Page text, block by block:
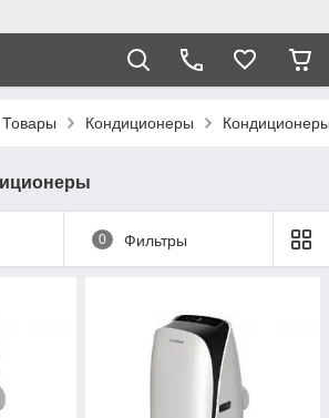
Товары Кондиционеры
0 Фильтры